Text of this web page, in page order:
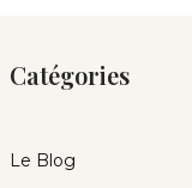
Catégories
Le Blog